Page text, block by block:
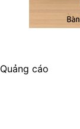
Quảng cáo